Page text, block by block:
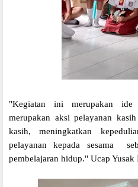
"Kegiatan ini merupakan
merupakan aksi pelayanan
kasih, meningkatkan
pelayanan kepada sesama
pembelajaran hidup." Ucap Yusak